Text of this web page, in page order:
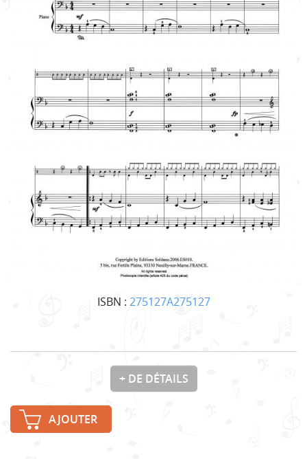
ISBN : 275127A275127
+ DE DÉTAILS
AJOUTER